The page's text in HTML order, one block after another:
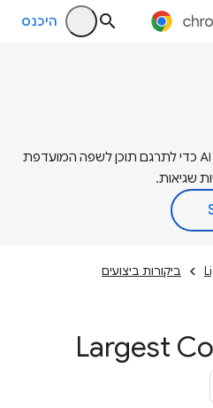
היכנס
‫Google משתמשת בטכנולוגיית AI כדי לתרגם תוכן לשפה המועדפת
שגיאות.
ביקורות ביצועים
Largest